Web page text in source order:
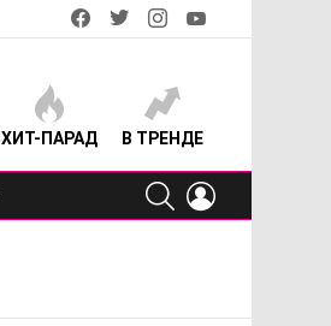
facebooktwitterinstagram
ХИТ-ПАРАД В ТРЕНДЕ
SEARCH